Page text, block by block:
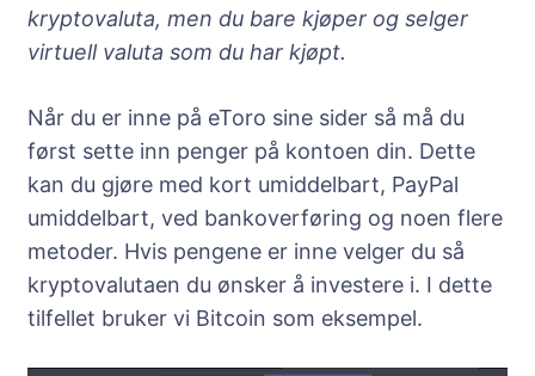
kryptovaluta, men du bare kjøper og selger
virtuell valuta som du har kjøpt.
Når du er inne på eToro sine sider så må du
først sette inn penger på kontoen din. Dette
kan du gjøre med kort umiddelbart, PayPal
umiddelbart, ved bankoverføring og noen flere
metoder. Hvis pengene er inne velger du så
kryptovalutaen du ønsker å investere i. I dette
tilfellet bruker vi Bitcoin som eksempel.